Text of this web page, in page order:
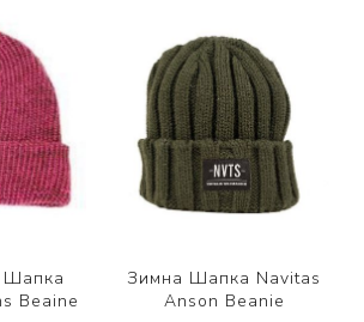
Шапка
Beaine
Зимна Шапка Navitas
Anson Beanie